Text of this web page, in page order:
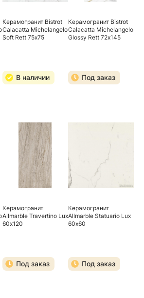
Керамогранит Bistrot
Calacatta Michelangelo
Soft Rett 75х75
В наличии
Керамогранит Bistrot
Calacatta Michelangelo
Glossy Rett 72х145
Под заказ
Керамогранит
Allmarble Travertino Lux
60х120
Под заказ
Керамогранит
Allmarble Statuario Lux
60х60
Под заказ